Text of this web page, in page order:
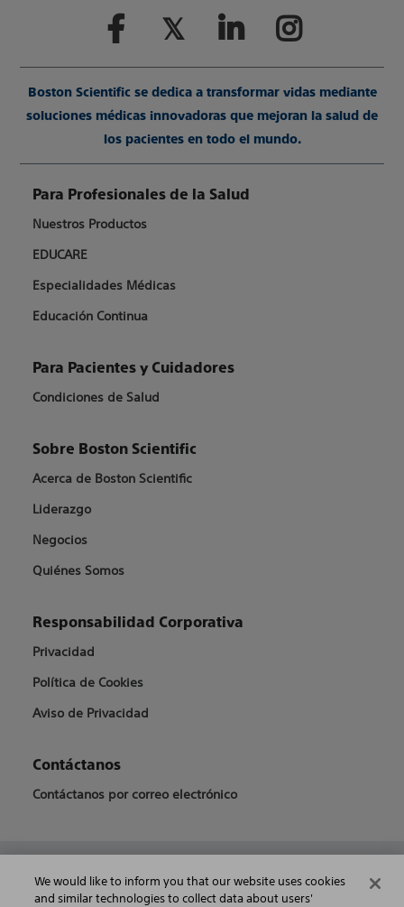
Boston Scientific se dedica a transformar vidas mediante
soluciones médicas innovadoras que mejoran la salud de
los pacientes en todo el mundo.
Para Profesionales de la Salud
Nuestros Productos
EDUCARE
Especialidades Médicas
Educación Continua
Para Pacientes y Cuidadores
Condiciones de Salud
Sobre Boston Scientific
Acerca de Boston Scientific
Liderazgo
Negocios
Quiénes Somos
Responsabilidad Corporativa
Privacidad
Política de Cookies
Aviso de Privacidad
Contáctanos
Contáctanos por correo electrónico
©2026 Boston Scientific Corporation o sus filiales. Todos los derechos
We would like to inform you that our website uses cookies
and similar technologies to collect data about users'